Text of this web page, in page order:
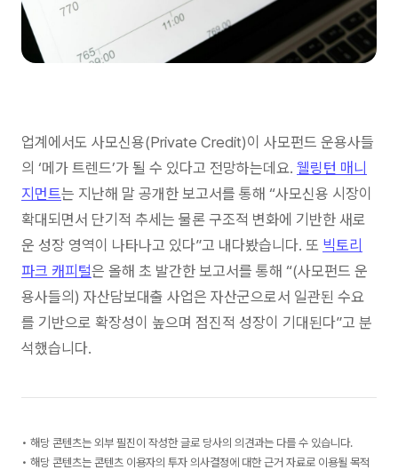
업계에서도 사모신용(Private Credit)이 사모펀드 운용사들
의 ‘메가 트렌드’가 될 수 있다고 전망하는데요. 웰링턴 매니
지먼트는 지난해 말 공개한 보고서를 통해 “사모신용 시장이
확대되면서 단기적 추세는 물론 구조적 변화에 기반한 새로
운 성장 영역이 나타나고 있다”고 내다봤습니다. 또 빅토리
파크 캐피털은 올해 초 발간한 보고서를 통해 “(사모펀드 운
용사들의) 자산담보대출 사업은 자산군으로서 일관된 수요
를 기반으로 확장성이 높으며 점진적 성장이 기대된다”고 분
석했습니다.
• 해당 콘텐츠는 외부 필진이 작성한 글로 당사의 의견과는 다를 수 있습니다.
• 해당 콘텐츠는 콘텐츠 이용자의 투자 의사결정에 대한 근거 자료로 이용될 목적